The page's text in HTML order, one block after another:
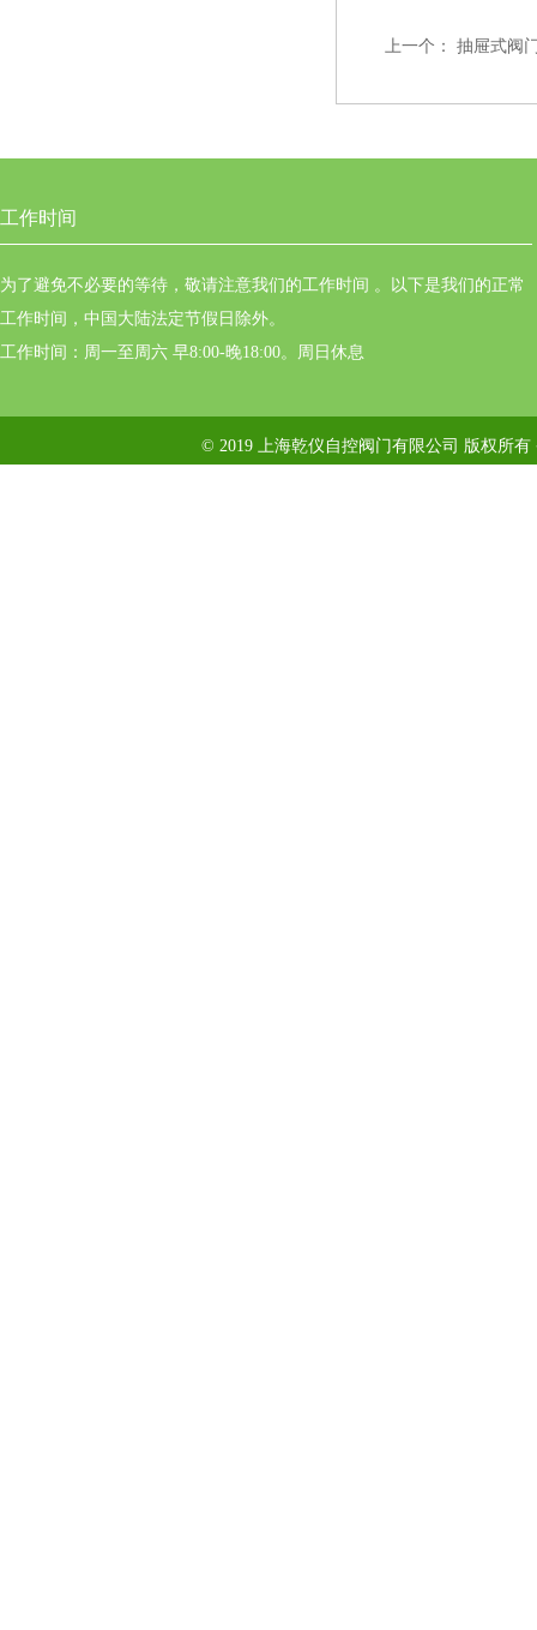
上一个： 抽屉式阀
工作时间
为了避免不必要的等待，敬请注意我们的工作时间 。以下是我们的正常
工作时间，中国大陆法定节假日除外。
工作时间：周一至周六 早8:00-晚18:00。周日休息
© 2019 上海乾仪自控阀门有限公司 版权所有